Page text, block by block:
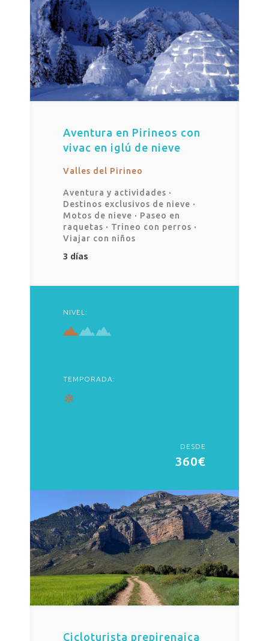
Aventura en Pirineos con
vivac en iglú de nieve
Valles del Pirineo
Aventura y actividades ·
Destinos exclusivos de nieve ·
Motos de nieve · Paseo en
raquetas · Trineo con perros ·
Viajar con niños
3 días
NIVEL:
TEMPORADA:
DESDE
360€
Cicloturista prepirenaica